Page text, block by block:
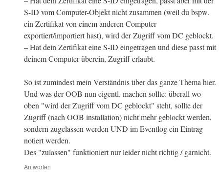
S-ID vom Computer-Objekt nicht zusammen (weil du bspw.
ein Zertifikat von einem anderen Computer
exportiert/importiert hast), wird der Zugriff vom DC geblockt.
– Hat dein Zertifikat eine S-ID eingetragen und diese passt mit
deinem Computer überein, Zugriff erlaubt.
So ist zumindest mein Verständnis über das ganze Thema hier.
Und was der OOB nun eigentl. machen sollte: überall wo
oben "wird der Zugriff vom DC geblockt" steht, sollte der
Zugriff (nach OOB installation) nicht mehr geblockt werden,
sondern zugelassen werden UND im Eventlog ein Eintrag
notiert werden.
Des "zulassen" funktioniert nur leider nicht richtig / garnicht.
Antworten